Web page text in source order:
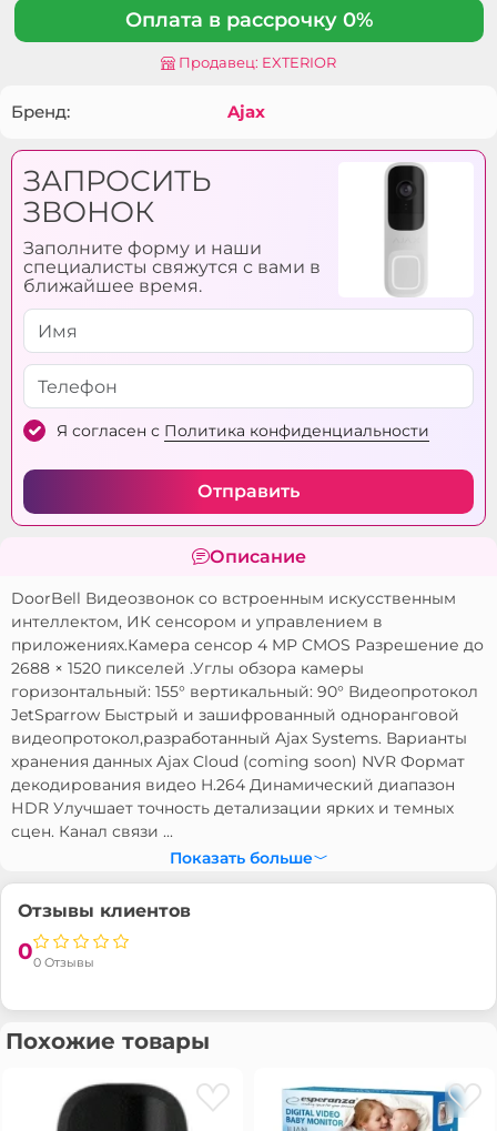
Оплата в рассрочку 0%
Продавец: EXTERIOR
Бренд: Ajax
ЗАПРОСИТЬ
ЗВОНОК
Заполните форму и наши
специалисты свяжутся с вами в
ближайшее время.
Я согласен с Политика конфиденциальности
Отправить
Описание
DoorBell Видеозвонок со встроенным искусственным
интеллектом, ИК сенсором и управлением в
приложениях.Камера сенсор 4 MP CMOS Разрешение до
2688 × 1520 пикселей .Углы обзора камеры
горизонтальный: 155° вертикальный: 90° Видеопротокол
JetSparrow Быстрый и зашифрованный одноранговой
видеопротокол,разработанный Ajax Systems. Варианты
хранения данных Ajax Cloud (coming soon) NVR Формат
декодирования видео H.264 Динамический диапазон
НDR Улучшает точность детализации ярких и темных
сцен. Канал связи ...
Показать больше
Отзывы клиентов
00 Отзывы
Похожие товары